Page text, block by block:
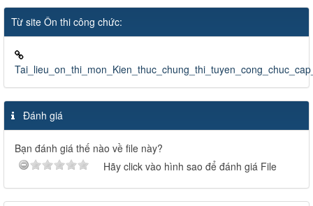
Từ site Ôn thi công chức:
Đánh giá
Bạn đánh giá thế nào về file này?
Hãy click vào hình sao để đánh giá File